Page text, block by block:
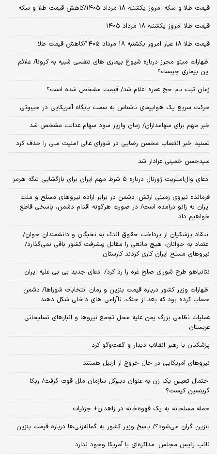
قیمت طلا و سکه امروز یکشنبه ۱۸ مرداد ۱۴۰۵/کاهش قیمت طلا و سکه
قیمت طلا امروز یکشنبه ۱۸ مرداد ۱۴۰۵
قیمت طلا ۱۸ عیار امروز یکشنبه ۱۸ مرداد ۱۴۰۵/کاهش قیمت طلا
اظهارات مینو محرز درباره شیوع بیماری‌ های تنفسی شبیه به کرونا/ علائم
این بیماری چیست؟
زمان ثبت‌ نام حج عمره اعلام شد/ قیمت مشخص شده است؟
حرکت سریع یک هواپیمای ناشناس به سمت پایگاه آمریکایی در جیبوتی
خبر مهم برای سهامداران/ زمان واریز سود سهام عدالت مشخص شد
تسنیم خبر انتصاب محسن رضایی در شورای عالی امنیت ملی را حذف کرد
سیدحسن خمینی عزادار شد
ادعای وال‌استریت ژورنال درباره ۵ شرط مهم ایران برای بازگشایی تنگه هرمز
فرمانده نیروی زمینی ارتش: دشمن در برابر اراده نیروهای مسلح و ملت
ایران به زانو درآمده است/ در صورت هرگونه اقدام دشمن، پاسخی قاطع
خواهیم داد
انتقاد پزشکیان از پرداخت حقوق اندک به نخبگان و دانشمندان جوان/
اعتماد به جوانان، هیچ مانعی را مقابل پیشرفت کشور باقی نمی‌گذارد/
نیروهای مسلح ایران کاری کردند کارستان
نتانیاهو طرح شورای صلح غزه را رد کرد/ ادعای جدید بی بی علیه ایران
اظهارات وزیر کشور درباره قیمت بنزین و زمان انتخابات شوراها/ دشمن
حساب کرده بود که بعد از جنگ، ناآرامی‌ های داخلی شکل دهند
عملیات نظامی بزرگ یمن علیه محل تجمع نیروها و انبارهای تسلیحاتی
عربستان
پزشکیان با رهبر انقلاب دیدار و گفت‌وگو کرد
نیروهای آمریکایی در حال خروج از اربیل هستند
احتمال تعیین یک زن به عنوان دبیرکل سازمان ملل قوت گرفت/ ربکا
گرینسپن کیست؟
حمله مسلحانه به یک قهوه‌خانه در زاهدان+ جزئیات
بنزین گران می‌شود؟/ پاسخ وزیر کشور به گمانه‌زنی‌ها درباره قیمت بنزین
نائب رئیس مجلس: مذاکره‌ای با آمریکا وجود ندارد